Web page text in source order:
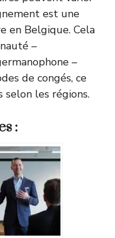
est une
en Belgique. Cela
–
–
de congés, ce
selon les régions.
: